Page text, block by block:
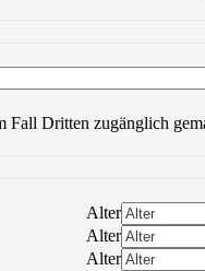
Fall Dritten zugänglich
Alter
Alter
Alter